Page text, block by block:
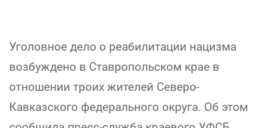
Уголовное дело о реабилитации нацизма
возбуждено в Ставропольском крае в
отношении троих жителей Северо-
Кавказского федерального округа. Об этом